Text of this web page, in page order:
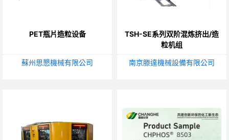
PET瓶片造粒设备
蘇州思懇機械有限公司
TSH-SE系列双阶混炼挤出/造
粒机组
南京滕達機械設備有限公司